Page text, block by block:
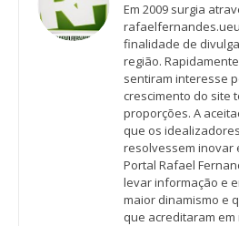
Em 2009 surgia
finalidade de
região.
sentiram interesse
crescimento do site
proporções. A
que os
resolvessem inovar
Portal Rafael
levar informação e
maior dinamismo e
que acreditaram